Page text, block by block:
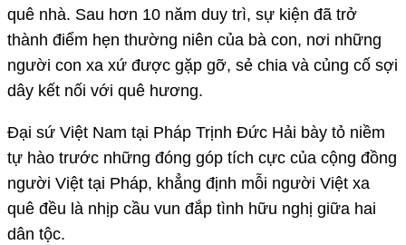
quê nhà. Sau hơn 10 năm duy trì, sự kiện đã trở
thành điểm hẹn thường niên của bà con, nơi những
người con xa xứ được gặp gỡ, sẻ chia và củng cố sợi
dây kết nối với quê hương.
Đại sứ Việt Nam tại Pháp Trịnh Đức Hải bày tỏ niềm
tự hào trước những đóng góp tích cực của cộng đồng
người Việt tại Pháp, khẳng định mỗi người Việt xa
quê đều là nhịp cầu vun đắp tình hữu nghị giữa hai
dân tộc.